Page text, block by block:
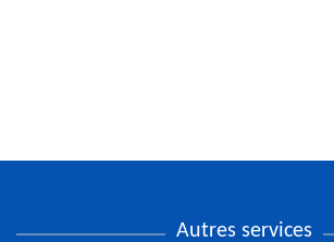
Autres services